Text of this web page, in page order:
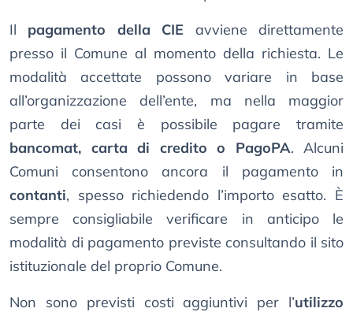
Il pagamento della CIE avviene direttamente
presso il Comune al momento della richiesta. Le
modalità accettate possono variare in base
all’organizzazione dell’ente, ma nella maggior
parte dei casi è possibile pagare tramite
bancomat, carta di credito o PagoPA. Alcuni
Comuni consentono ancora il pagamento in
contanti, spesso richiedendo l’importo esatto. È
sempre consigliabile verificare in anticipo le
modalità di pagamento previste consultando il sito
istituzionale del proprio Comune.
Non sono previsti costi aggiuntivi per l’utilizzo